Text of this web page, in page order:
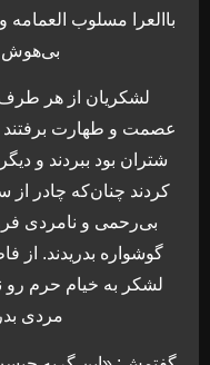
باالعرا مسلوب
بی‌هوش
لشکریان از هر طرف
عصمت و طهارت
شتران بود ببردند و
کردند چنان‌که چادر از
بی‌رحمی و نامردی
گوشواره بدریدند.
لشکر به خیام حرم رو
مردی